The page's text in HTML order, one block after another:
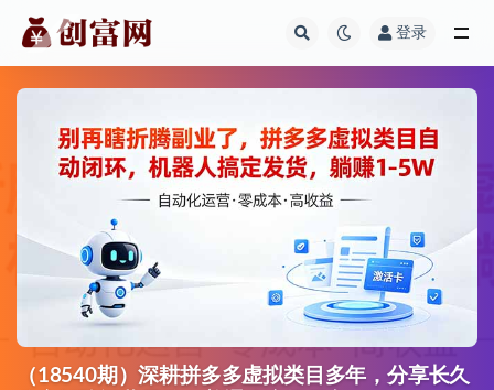
登录
（18540期）深耕拼多多虚拟类目多年，分享长久